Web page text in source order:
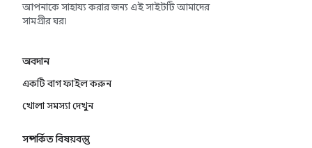
আপনাকে সাহায্য করার জন্য এই সাইটটি আমাদের
সামগ্রীর ঘর৷
অবদান
একটি বাগ ফাইল করুন
খোলা সমস্যা দেখুন
সম্পর্কিত বিষয়বস্তু